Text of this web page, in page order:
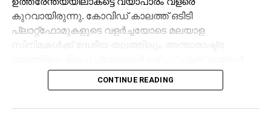
കുറവായിരുന്നു. കോവിഡ് കാലത്ത് ഒടിടി
പ്ലാറ്റ്‌ഫോമുകളുടെ വളര്‍ച്ചയോടെ മലയാള
വിശദീകരിച്ചു. വേഫെറര്‍ പ്രൊഡക്ഷന്‍സിന്റെ
ബാനറില്‍ ദുല്‍ഖര്‍ നിര്‍മ്മിച്ച സൂപ്പര്‍ഹീറോ ചിത്രം
CONTINUE READING